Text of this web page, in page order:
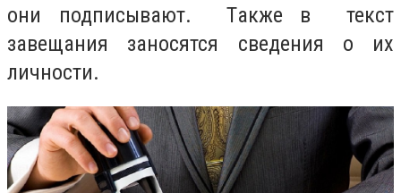
они подписывают. Также в текст
завещания заносятся сведения о их
личности.